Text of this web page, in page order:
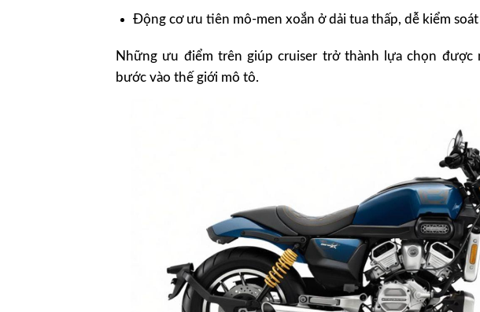
Động cơ ưu tiên mô-men xoắn ở dải tua thấp, dễ kiểm
Những ưu điểm trên giúp cruiser trở thành lựa chọn
bước vào thế giới mô tô.